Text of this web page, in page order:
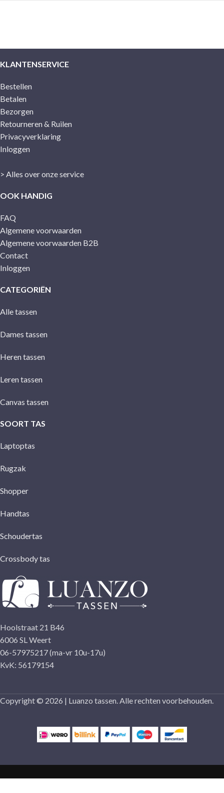
KLANTENSERVICE
Bestellen
Betalen
Bezorgen
Retourneren & Ruilen
Privacyverklaring
Inloggen
> Alles over onze service
OOK HANDIG
FAQ
Algemene voorwaarden
Algemene voorwaarden B2B
Contact
Inloggen
CATEGORIËN
Alle tassen
Dames tassen
Heren tassen
Leren tassen
Canvas tassen
SOORT TAS
Laptoptas
Rugzak
Shopper
Handtas
Schoudertas
Crossbody tas
Hoolstraat 21 B46
6006 SL Weert
06-57975217 (ma-vr 10u-17u)
KvK: 56179154
Copyright © 2026 | Luanzo tassen. Alle rechten voorbehouden.